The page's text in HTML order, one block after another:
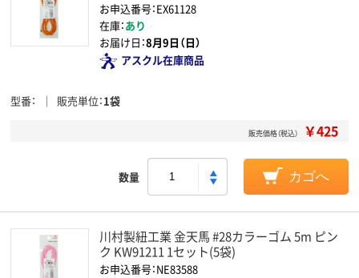
お申込番号：EX61128
在庫：あり
お届け日：8月9日（日）
アスクル在庫商品
型番 販売単位 1袋
販売価格（税込） ￥425
数量 カゴへ
川村製紐工業 金天馬 #28カラーゴム 5m ピン
ク KW91211 1セット(5袋)
お申込番号：NE83588